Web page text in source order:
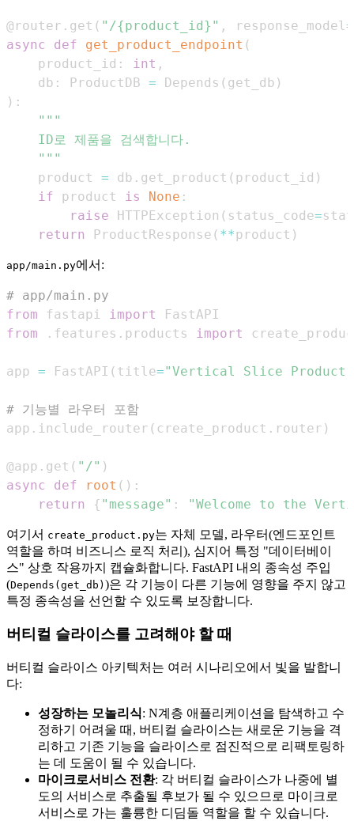
@router . get ( "/{product_id}" , response_model =
async
def get_product_endpoint (
    product_id
: int ,
    db
: ProductDB = Depends ( get_db )
) :
    """
    product
= db . get_product ( product_id )
if product is None :
raise HTTPException ( status_code=
return
ProductResponse ( **product )
app/main.py에서:
# app/main.py
from fastapi import
from
. features . products import
app = FastAPI ( title="Vertical Slice Product
# 기능별 라우터 포함
app . include_router ( create_product . router )
@app . get ( "/" )
async
def root ( ) :
return
{ "message" : "Welcome to the
여기서 create_product.py는 자체 모델, 라우터(엔드포인트
역할을 하며 비즈니스 로직 처리), 심지어 특정 "데이터베이
스" 상호 작용까지 캡슐화합니다. FastAPI 내의 종속성 주입
(Depends(get_db) )은 각 기능이 다른 기능에 영향을 주지 않고
특정 종속성을 선언할 수 있도록 보장합니다.
버티컬 슬라이스를 고려해야 할 때
버티컬 슬라이스 아키텍처는 여러 시나리오에서 빛을 발합니
다:
성장하는 모놀리식: N계층 애플리케이션을 탐색하고 수
정하기 어려울 때, 버티컬 슬라이스는 새로운 기능을 격
리하고 기존 기능을 슬라이스로 점진적으로 리팩토링하
는 데 도움이 될 수 있습니다.
마이크로서비스 전환: 각 버티컬 슬라이스가 나중에 별
도의 서비스로 추출될 후보가 될 수 있으므로 마이크로
서비스로 가는 훌륭한 디딤돌 역할을 할 수 있습니다.